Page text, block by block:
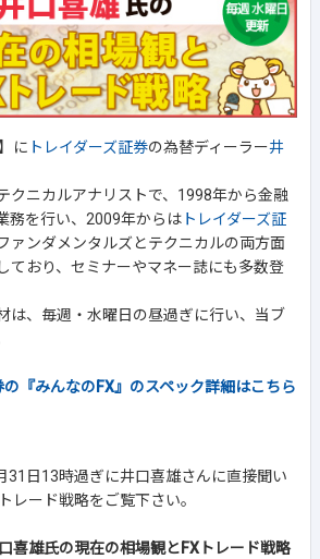
に トレイダーズ証券の為替ディーラー井
クニカルアナリストで、1998年から金融
務を行い、2009年からは トレイダーズ証
ァンダメンタルズとテクニカルの両方面
ており、セミナーやマネー誌にも多数登
は、毎週・水曜日の昼過ぎに行い、当ブ
の『みんなのFX』のスペック詳細はこちら
31日13時過ぎに井口喜雄さんに直接聞い
レード戦略をご覧下さい。
喜雄氏の現在の相場観とFXトレード戦略